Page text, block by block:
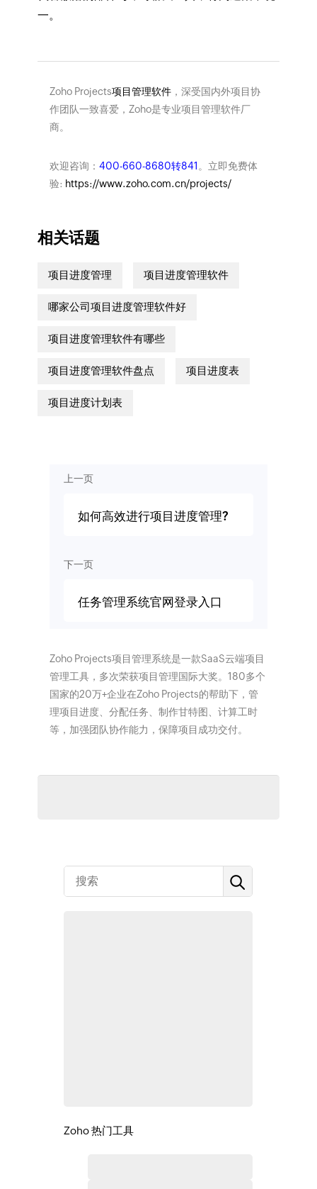
一。
Zoho Projects项目管理软件，深受国内外项目协
作团队一致喜爱，Zoho是专业项目管理软件厂
商。
欢迎咨询： 400-660-8680转841 。立即免费体
验: https://www.zoho.com.cn/projects/
相关话题
项目进度管理 项目进度管理软件
哪家公司项目进度管理软件好
项目进度管理软件有哪些
项目进度管理软件盘点 项目进度表
项目进度计划表
上一页
如何高效进行项目进度管理?
下一页
任务管理系统官网登录入口
Zoho Projects项目管理系统是一款SaaS云端项目
管理工具，多次荣获项目管理国际大奖。180多个
国家的20万+企业在Zoho Projects的帮助下，管
理项目进度、分配任务、制作甘特图、计算工时
等，加强团队协作能力，保障项目成功交付。
Zoho 热门工具